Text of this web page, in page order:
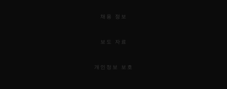
채용 정보
보도 자료
개인정보 보호